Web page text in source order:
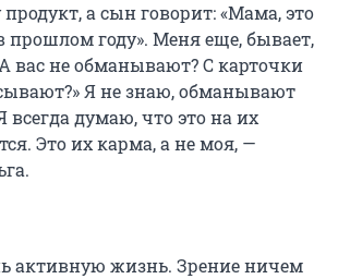
а сын говорит: «Мама, это
прошлом году». Меня еще, бывает,
вас не обманывают? С карточки
Я не знаю, обманывают
всегда думаю, что это на их
Это их карма, а не моя, —
активную жизнь. Зрение ничем